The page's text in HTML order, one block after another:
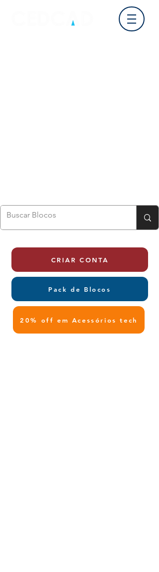
CRIAR CONTA
Pack de Blocos
20% off em Acessórios tech